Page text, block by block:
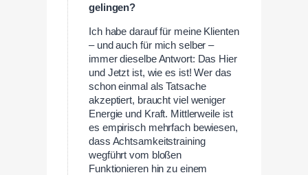
gelingen?
Ich habe darauf für meine Klienten
– und auch für mich selber –
immer dieselbe Antwort: Das Hier
und Jetzt ist, wie es ist! Wer das
schon einmal als Tatsache
akzeptiert, braucht viel weniger
Energie und Kraft. Mittlerweile ist
es empirisch mehrfach bewiesen,
dass Achtsamkeitstraining
wegführt vom bloßen
Funktionieren hin zu einem